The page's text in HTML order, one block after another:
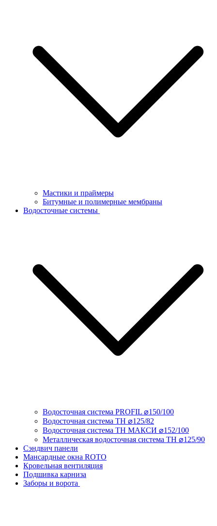
Мастики и праймеры
Битумные и полимерные мембраны
Водосточные системы
Водосточная система PROFIL ⌀150/100
Водосточная система ТН ⌀125/82
Водосточная система ТН МАКСИ ⌀152/100
Металлическая водосточная система ТН ⌀125/90
Сэндвич панели
Мансардные окна ROTO
Кровельная вентиляция
Подшивка карниза
Заборы и ворота